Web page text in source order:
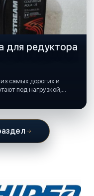
для редуктора
самых дорогих и
под нагрузкой,